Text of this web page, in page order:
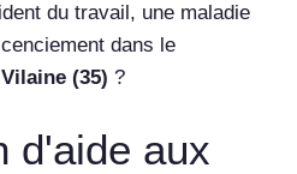
du travail, une maladie
dans le
(35) ?
d'aide aux